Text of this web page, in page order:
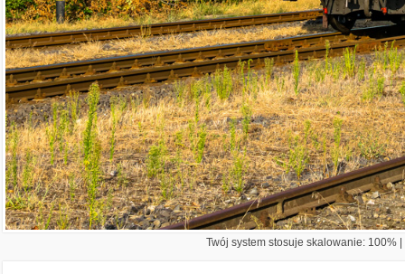
Twój system stosuje skalowanie: 100%